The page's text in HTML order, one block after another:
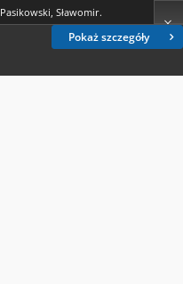
Pokaż szczegóły
Pasikowski, Sławomir.